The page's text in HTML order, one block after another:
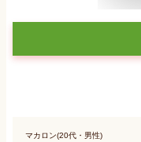
マカロン(20代・男性)